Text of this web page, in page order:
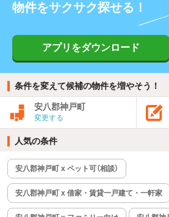
物件をサクサク探せる！
アプリをダウンロード
条件を変えて候補の物件を増やそう！
安八郡神戸町
変更する
人気の条件
安八郡神戸町 x ペット可（相談）
安八郡神戸町 x 借家・賃貸一戸建て・一軒家